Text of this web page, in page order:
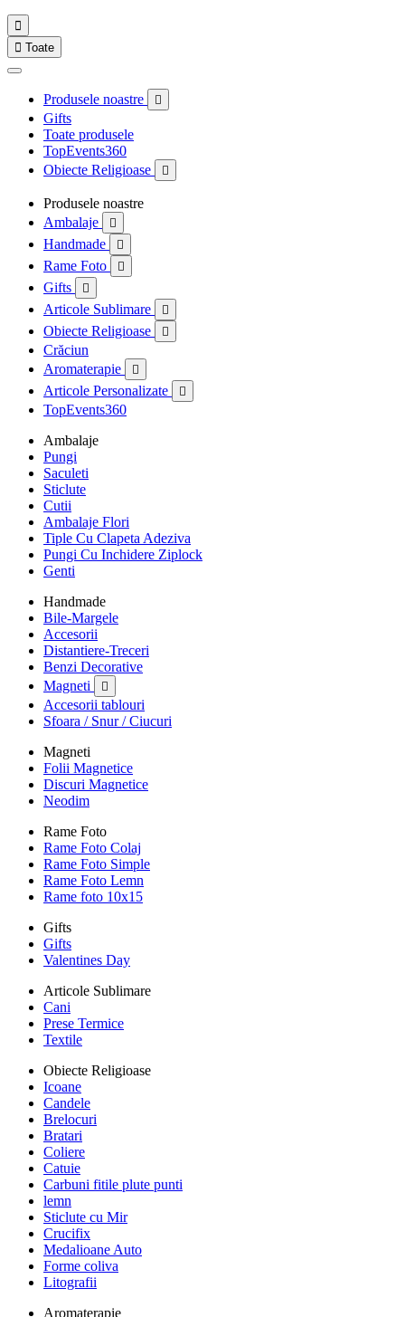

 Toate
Produsele noastre 
Gifts
Toate produsele
TopEvents360
Obiecte Religioase

Produsele noastre
Ambalaje

Handmade 
Rame Foto 
Gifts 
Articole Sublimare 
Obiecte Religioase 
Crăciun
Aromaterapie

Articole Personalizate 
TopEvents360
Ambalaje
Pungi
Saculeti
Sticlute
Cutii
Ambalaje Flori
Tiple Cu Clapeta Adeziva
Pungi Cu Inchidere Ziplock
Genti
Handmade
Bile-Margele
Accesorii
Distantiere-Treceri
Benzi Decorative
Magneti

Accesorii tablouri
Sfoara / Snur / Ciucuri
Magneti
Folii Magnetice
Discuri Magnetice
Neodim
Rame Foto
Rame Foto Colaj
Rame Foto Simple
Rame Foto Lemn
Rame foto 10x15
Gifts
Gifts
Valentines Day
Articole Sublimare
Cani
Prese Termice
Textile
Obiecte Religioase
Icoane
Candele
Brelocuri
Bratari
Coliere
Catuie
Carbuni fitile plute punti
lemn
Sticlute cu Mir
Crucifix
Medalioane Auto
Forme coliva
Litografii
Aromaterapie